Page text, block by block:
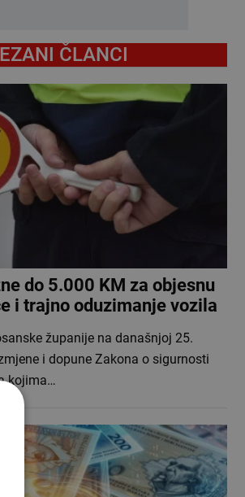
ČLANCI
do 5.000 KM za objesnu
i trajno oduzimanje vozila
županije na današnjoj 25.
i dopune Zakona o sigurnosti
kojima…